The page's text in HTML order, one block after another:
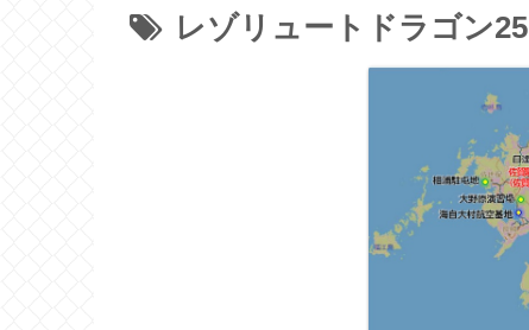
レゾリュートドラゴン25